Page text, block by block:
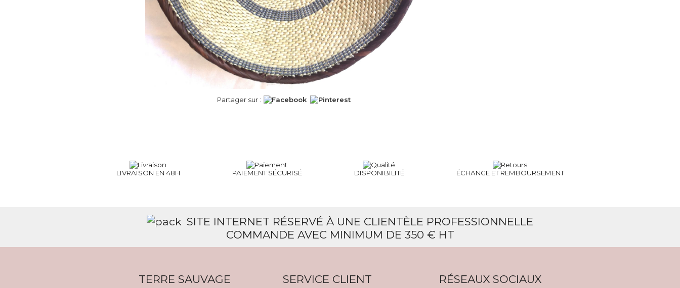
Partager sur :
LIVRAISON EN 48H PAIEMENT SÉCURISÉ DISPONIBILITÉ ÉCHANGE ETREMBOURSEMENT
SITE INTERNET RÉSERVÉ À UNE CLIENTÈLE PROFESSIONNELLE
COMMANDE AVEC MINIMUM DE 350 € HT
TERRE SAUVAGE SERVICE CLIENT RÉSEAUX SOCIAUX